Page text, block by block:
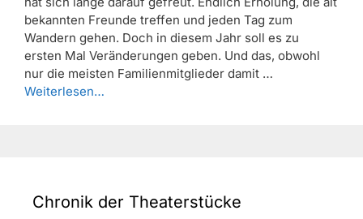
bekannten Freunde treffen und jeden Tag zum
Wandern gehen. Doch in diesem Jahr soll es zu
ersten Mal Veränderungen geben. Und das, obwohl
nur die meisten Familienmitglieder damit …
Weiterlesen…
Chronik der Theaterstücke